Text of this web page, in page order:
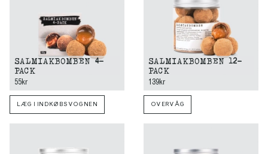
SALMIAKBOMBEN 4-
PACK
55kr
LÆG I INDKØBSVOGNEN
SALMIAKBOMBEN 12-
PACK
139kr
OVERVÅG